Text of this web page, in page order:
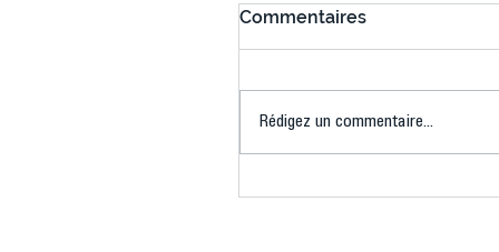
Ping ? Quand le tennis
Commentaires
Rédigez un commentaire...